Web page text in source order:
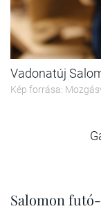
Vadonatúj
Kép forrása:
Salomon